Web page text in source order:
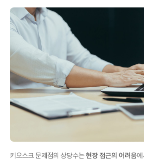
키오스크 문제점의 상당수는현장 접근의 어려움